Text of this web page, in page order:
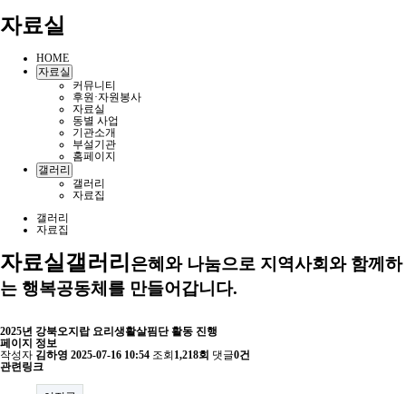
자료실
HOME
자료실
커뮤니티
후원·자원봉사
자료실
동별 사업
기관소개
부설기관
홈페이지
갤러리
갤러리
자료집
갤러리
자료집
자료실갤러리 은혜와 나눔으로 지역사회와 함께하
는 행복공동체를 만들어갑니다.
2025년 강북오지랍 요리생활살핌단 활동 진행
페이지 정보
작성자 김하영 2025-07-16 10:54 조회 1,218회 댓글0건
관련링크